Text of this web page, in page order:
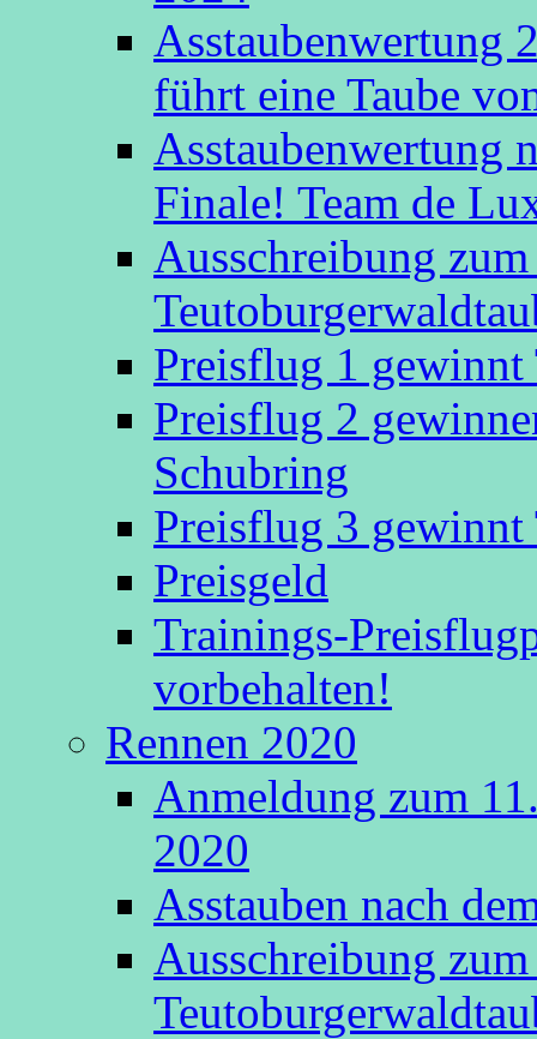
Asstaubenwertung
führt eine Taube
Asstaubenwertung
Finale! Team de
Ausschreibung
Preisflug 1 gewinnt
Preisflug 2
Schubring
Preisflug 3
Preisgeld
Trainings-
vorbehalten!
Rennen 2020
Anmeldung zum
2020
Asstauben nach
Ausschreibung